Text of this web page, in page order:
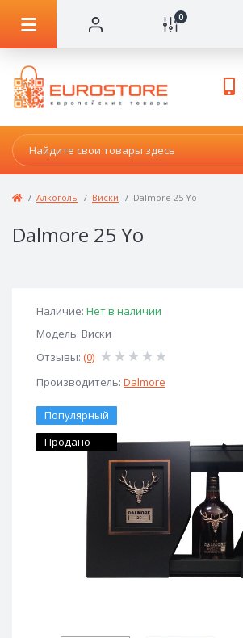
0
Алкоголь Виски Dalmore 25 Yo
Dalmore 25 Yo
Наличие: Нет в наличии
Модель: Виски
Отзывы: (0)
Производитель: Dalmore
Популярный
Продано